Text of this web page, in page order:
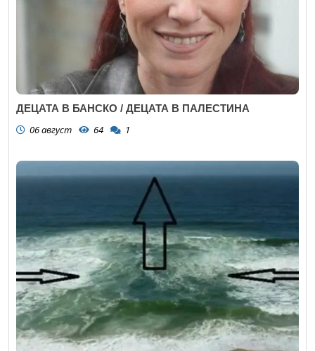
ДЕЦАТА В БАНСКО / ДЕЦАТА В ПАЛЕСТИНА
06 август 64 1